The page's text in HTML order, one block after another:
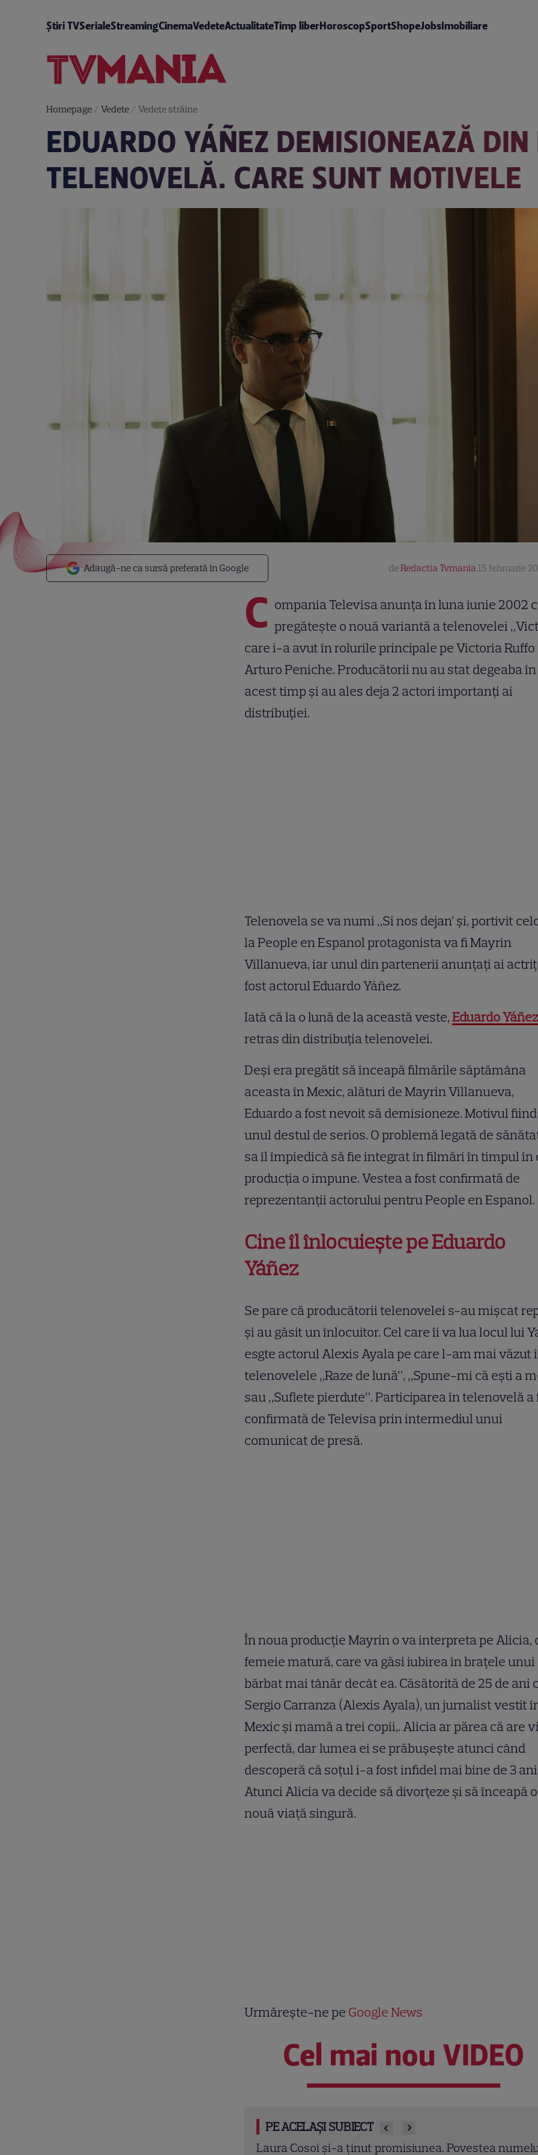
Știri TVSerialeStreamingCinemaVedeteActualitateTimp liberHoroscopSportShopeJobsImobiliare
Homepage/ Vedete/ Vedete străine
EDUARDO YÁÑEZ DEMISIONEAZĂ
TELENOVELĂ. CARE SUNT MOTIVELE
Adaugă-ne ca sursă preferată în Google deRedactia Tvmania 15 februarie
C ompania Televisa anunța în luna iunie 2002
pregătește o nouă variantă a telenovelei
care i-a avut în rolurile principale pe Victoria Ruffo
Arturo Peniche. Producătorii nu au stat degeaba
acest timp și au ales deja 2 actori importanți ai
distribuției.
Telenovela se va numi „Si nos dejan’ și, portivit
la People en Espanol protagonista va fi Mayrin
Villanueva, iar unul din partenerii anunțați ai
fost actorul Eduardo Yáñez.
Iată că la o lună de la această veste,Eduardo Yáñez
retras din distribuția telenovelei.
Deși era pregătit să înceapă filmările săptămâna
aceasta în Mexic, alături de Mayrin Villanueva,
Eduardo a fost nevoit să demisioneze. Motivul fiind
unul destul de serios. O problemă legată de
sa îl împiedică să fie integrat în filmări în timpul în
producția o impune. Vestea a fost confirmată de
reprezentanții actorului pentru People en Espanol.
Cine îl înlocuiește pe Eduardo
Yáñez
Se pare că producătorii telenovelei s-au mișcat
și au găsit un înlocuitor. Cel care îi va lua locul lui
esgte actorul Alexis Ayala pe care l-am mai văzut
telenovelele „Raze de lună”, „Spune-mi că ești a
sau „Suflete pierdute”. Participarea în telenovelă a
confirmată de Televisa prin intermediul unui
comunicat de presă.
În noua producție Mayrin o va interpreta pe Alicia,
femeie matură, care va găsi iubirea în brațele unui
bărbat mai tânăr decât ea. Căsătorită de 25 de ani
Sergio Carranza (Alexis Ayala), un jurnalist vestit
Mexic și mamă a trei copii,. Alicia ar părea că are
perfectă, dar lumea ei se prăbușește atunci când
descoperă că soțul i-a fost infidel mai bine de 3
Atunci Alicia va decide să divorțeze și să înceapă o
nouă viață singură.
Urmărește-ne pe Google News
Cel mai nou VIDEO
PE ACELAȘI SUBIECT
Laura Cosoi a devenit mamă pentru a cincea oară.